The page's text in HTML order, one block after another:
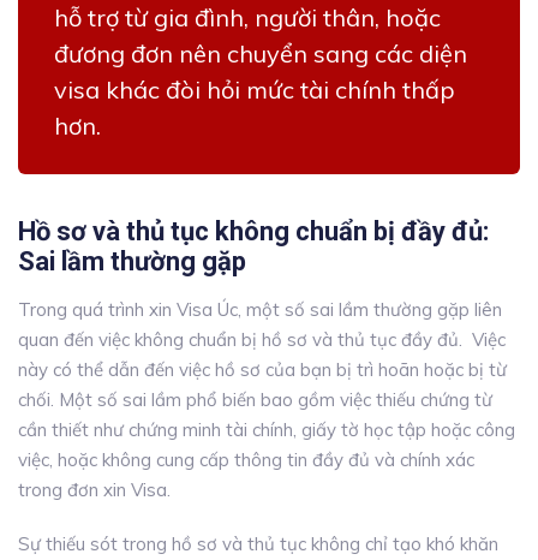
hỗ trợ từ gia đình, người thân, hoặc
đương đơn nên chuyển sang các diện
visa khác đòi hỏi mức tài chính thấp
hơn.
Hồ sơ và thủ tục không chuẩn bị đầy đủ:
Sai lầm thường gặp
Trong quá trình xin Visa Úc, một số sai lầm thường gặp liên
quan đến việc không chuẩn bị hồ sơ và thủ tục đầy đủ. Việc
này có thể dẫn đến việc hồ sơ của bạn bị trì hoãn hoặc bị từ
chối. Một số sai lầm phổ biến bao gồm việc thiếu chứng từ
cần thiết như chứng minh tài chính, giấy tờ học tập hoặc công
việc, hoặc không cung cấp thông tin đầy đủ và chính xác
trong đơn xin Visa.
Sự thiếu sót trong hồ sơ và thủ tục không chỉ tạo khó khăn